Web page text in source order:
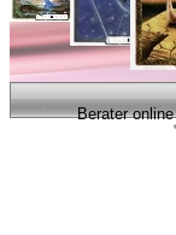
Berater online